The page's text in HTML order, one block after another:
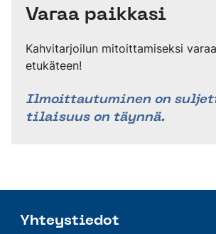
Varaa paikkasi
Kahvitarjoilun mitoittamiseksi
etukäteen!
Ilmoittautuminen on
tilaisuus on täynnä.
Yhteystiedot